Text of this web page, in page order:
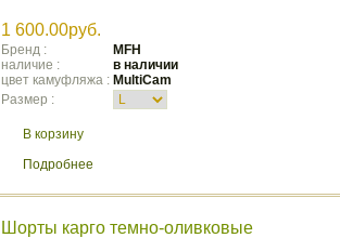
1 600.00руб.
Бренд :
MFH
наличие :
в наличии
цвет камуфляжа : MultiCam
Размер :
В корзину
Подробнее
Шорты карго темно-оливковые